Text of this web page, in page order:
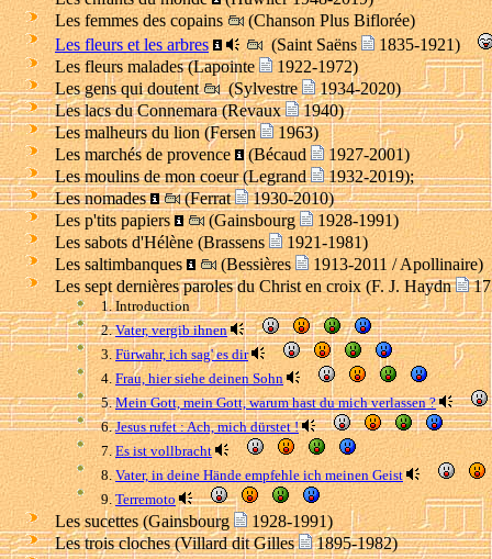
Les femmes des copains
(Chanson Plus Biflorée)
Les fleurs et les arbres
(Saint Saëns
1835-1921)
Les fleurs malades (Lapointe
1922-1972)
Les gens qui doutent
(Sylvestre
1934-2020)
Les lacs du Connemara (Revaux
1940)
Les malheurs du lion (Fersen
1963)
Les marchés de provence
(Bécaud
1927-2001)
Les moulins de mon coeur (Legrand
1932-2019);
Les nomades
(Ferrat
1930-2010)
Les p'tits papiers
(Gainsbourg
1928-1991)
Les sabots d'Hélène (Brassens
1921-1981)
Les saltimbanques
(Bessières
1913-2011 / Apollinaire)
Les sept dernières paroles du Christ en croix (F. J. Haydn
1. Introduction
2.Vater, vergib ihnen
3.Fürwahr, ich sag' es dir
4.Frau, hier siehe deinen Sohn
5.Mein Gott, mein Gott, warum hast du mich verlassen ?
6.Jesus rufet : Ach, mich dürstet !
7.Es ist vollbracht
8.Vater, in deine Hände empfehle ich meinen Geist
9.Terremoto
Les sucettes (Gainsbourg
1928-1991)
Les trois cloches (Villard dit Gilles
1895-1982)